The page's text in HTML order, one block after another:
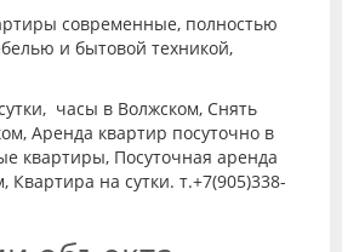
современные, полностью
и бытовой техникой,
часы в Волжском, Снять
Аренда квартир посуточно в
квартиры, Посуточная аренда
Квартира на сутки. т.+7(905)338-